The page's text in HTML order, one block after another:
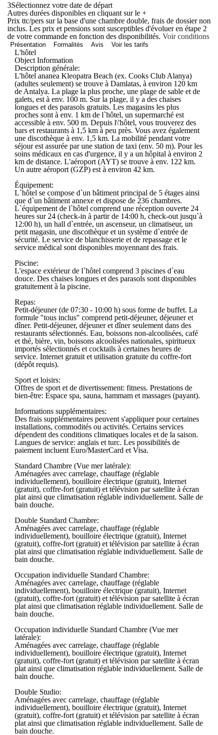
3Sélectionnez votre date de départ
Autres durées disponibles en cliquant sur le +
Prix ttc/pers sur la base d'une chambre double, frais de dossier non
inclus. Les prix et pensions sont susceptibles d'évoluer en étape 2
de votre commande en fonction des disponibilités. Voir conditions
Présentation Formalités Avis Voir les tarifs
L'hôtel
Object Information
Description générale:
L'hôtel ananea Kleopatra Beach (ex. Cooks Club Alanya)
(adultes seulement) se trouve à Damlatas, à environ 120 km
de Antalya. La plage la plus proche, une plage de sable et de
galets, est à env. 100 m. Sur la plage, il y a des chaises
longues et des parasols gratuits. Les magasins les plus
proches sont à env. 1 km de l`hôtel, un supermarché est
accessible à env. 500 m. Depuis l\'hôtel, vous trouverez des
bars et restaurants à 1,5 km à peu près. Vous avez également
une discothèque à env. 1,5 km. La mobilité pendant votre
séjour est assurée par une station de taxi (env. 50 m). Pour les
soins médicaux en cas d'urgence, il y a un hôpital à environ 2
km de distance. L'aéroport (AYT) se trouve à env. 122 km.
Un autre aéroport (GZP) est à environ 42 km.
Équipement:
L`hôtel se compose d`un bâtiment principal de 5 étages ainsi
que d`un bâtiment annexe et dispose de 236 chambres.
L`équipement de l`hôtel comprend une réception ouverte 24
heures sur 24 (check-in à partir de 14:00 h, check-out jusqu`à
12:00 h), un hall d`entrée, un ascenseur, un climatiseur, un
petit magasin, une discothèque et un système d`entrée de
sécurité. Le service de blanchisserie et de repassage et le
service médical sont disponibles moyennant des frais.
Piscine:
L'espace extérieur de l`hôtel comprend 3 piscines d`eau
douce. Des chaises longues et des parasols sont disponibles
gratuitement à la piscine.
Repas:
Petit-déjeuner (de 07:30 - 10:00 h) sous forme de buffet. La
formule "tous inclus" comprend petit-déjeuner, déjeuner et
dîner. Petit-déjeuner, déjeuner et dîner seulement dans des
restaurants sélectionnés. Eau, boissons non-alcoolisées, café
et thé, bière, vin, boissons alcoolisées nationales, spiritueux
importés sélectionnés et cocktails à certaines heures de
service. Internet gratuit et utilisation gratuite du coffre-fort
(dépôt requis).
Sport et loisirs:
Offres de sport et de divertissement: fitness. Prestations de
bien-être: Espace spa, sauna, hammam et massages (payant).
Informations supplémentaires:
Des frais supplémentaires peuvent s'appliquer pour certaines
installations, commodités ou activités. Certains services
dépendent des conditions climatiques locales et de la saison.
Langues de service: anglais et turc. Les possibilités de
paiement incluent Euro/MasterCard et Visa.
Standard Chambre (Vue mer latérale):
Aménagées avec carrelage, chauffage (réglable
individuellement), bouilloire électrique (gratuit), Internet
(gratuit), coffre-fort (gratuit) et télévision par satellite à écran
plat ainsi que climatisation réglable individuellement. Salle de
bain douche.
Double Standard Chambre:
Aménagées avec carrelage, chauffage (réglable
individuellement), bouilloire électrique (gratuit), Internet
(gratuit), coffre-fort (gratuit) et télévision par satellite à écran
plat ainsi que climatisation réglable individuellement. Salle de
bain douche.
Occupation individuelle Standard Chambre:
Aménagées avec carrelage, chauffage (réglable
individuellement), bouilloire électrique (gratuit), Internet
(gratuit), coffre-fort (gratuit) et télévision par satellite à écran
plat ainsi que climatisation réglable individuellement. Salle de
bain douche.
Occupation individuelle Standard Chambre (Vue mer
latérale):
Aménagées avec carrelage, chauffage (réglable
individuellement), bouilloire électrique (gratuit), Internet
(gratuit), coffre-fort (gratuit) et télévision par satellite à écran
plat ainsi que climatisation réglable individuellement. Salle de
bain douche.
Double Studio:
Aménagées avec carrelage, chauffage (réglable
individuellement), bouilloire électrique (gratuit), Internet
(gratuit), coffre-fort (gratuit) et télévision par satellite à écran
plat ainsi que climatisation réglable individuellement. Salle de
bain douche.